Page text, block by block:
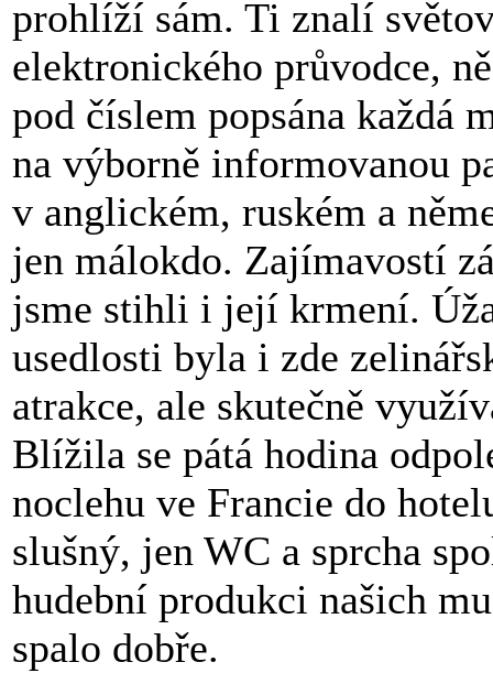
prohlíží sám. Ti znalí
elektronického průvodce,
pod číslem popsána každá
na výborně informovanou
v anglickém, ruském a
jen málokdo. Zajímavostí
jsme stihli i její krmení.
usedlosti byla i zde
atrakce, ale skutečně
Blížila se pátá hodina
noclehu ve Francie do
slušný, jen WC a sprcha
hudební produkci našich
spalo dobře.